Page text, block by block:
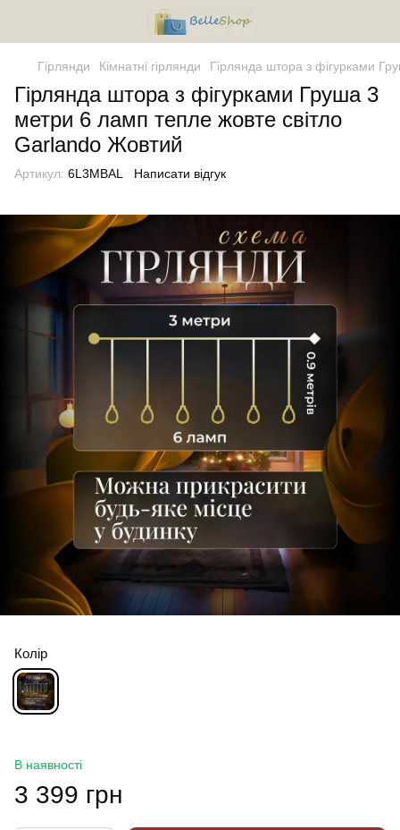
Гірлянди Кімнатні гірлянди Гірлянда штора з фігурками
Гірлянда штора з фігурками Груша 3
метри 6 ламп тепле жовте світло
Garlando Жовтий
Артикул: 6L3MBAL Написати відгук
Колір
В наявності
3 399 грн